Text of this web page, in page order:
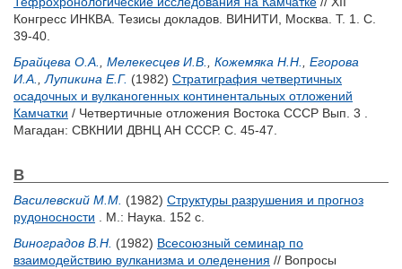
Конгресс ИНКВА. Тезисы докладов. ВИНИТИ, Москва. Т. 1. С.
39-40.
Брайцева О.А.
Мелекесцев И.В. Кожемяка Н.Н.
Егорова
И.А.
Лупикина Е.Г. (1982) Стратиграфия четвертичных
осадочных и вулканогенных континентальных отложений
Камчатки / Четвертичные отложения Востока СССР Вып. 3 .
Магадан: СВКНИИ ДВНЦ АН СССР. С. 45-47.
В
Василевский М.М. (1982) Структуры разрушения и прогноз
рудоносности . М.: Наука. 152 с.
Виноградов В.Н. (1982) Всесоюзный семинар по
взаимодействию вулканизма и оледенения // Вопросы